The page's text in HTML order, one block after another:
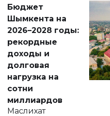
народу
Венесуэлы.
Бюджет
Шымкента на
2026–2028 годы:
рекордные
доходы и
долговая
нагрузка на
сотни
миллиардов
Маслихат